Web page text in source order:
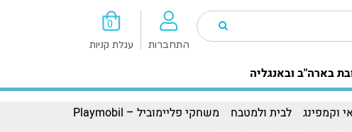
0
עגלת קניות התחברות
בארה"ב ובאנגליה
וקמפינג לבית ולמטבח
משחקי פליימוביל – Playmobil